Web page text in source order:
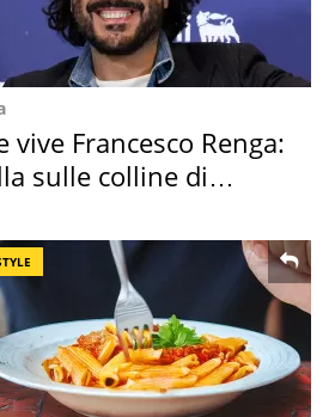
vive Francesco Renga:
sulle colline di